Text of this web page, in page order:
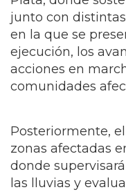
junto con
en la que se
ejecución, los
acciones en
comunidades
Posteriormente,
zonas afectadas
donde
las lluvias y